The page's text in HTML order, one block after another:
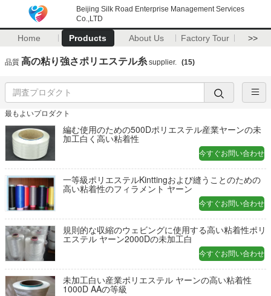
Beijing Silk Road Enterprise Management Services
Co.,LTD
Home Products About Us Factory Tour >>
品質 高の粘り強さポリエステル糸supplier. (15)
最もよいプロダクト
編む使用のための500Dポリエステル産業ヤーンの未
加工白く高い粘着性
今すぐお問い合わせ
一等級ポリエステルKinttingおよび縫うことのための
高い粘着性のフィラメント ヤーン
今すぐお問い合わせ
規則的な収縮のウェビングに使用する高い粘着性ポリ
エステル ヤーン2000Dの未加工白
今すぐお問い合わせ
未加工白い産業ポリエステル ヤーンの高い粘着性
1000D AAの等級